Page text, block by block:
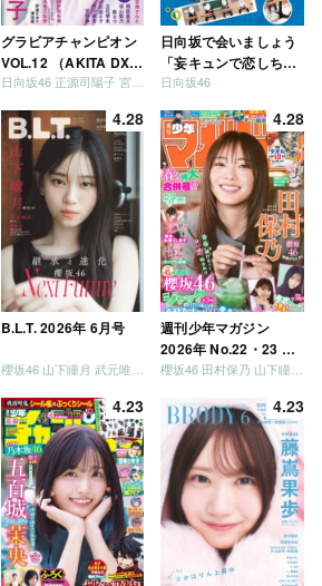
グラビアチャンピオン
VOL.12 （AKITA DXシ
リーズ）
日向坂46 正源司陽子 宮地すみれ
日向坂で会いましょう
「妄キュンで恋しちゃ
いましょう」「どっち
う」「ご褒美でロケし
ましょう」「フレンド
リーになりましょう」
「笑って卒業を祝いま
しょう」 [Blu-ray]
日向坂46
4.28
B.L.T. 2026年 6月号
櫻坂46 山下瞳月 武元唯衣 / 乃木坂46 海邉朱莉
4.28
週刊少年マガジン
2026年 No.22・23 合
併号
4.23 4.23